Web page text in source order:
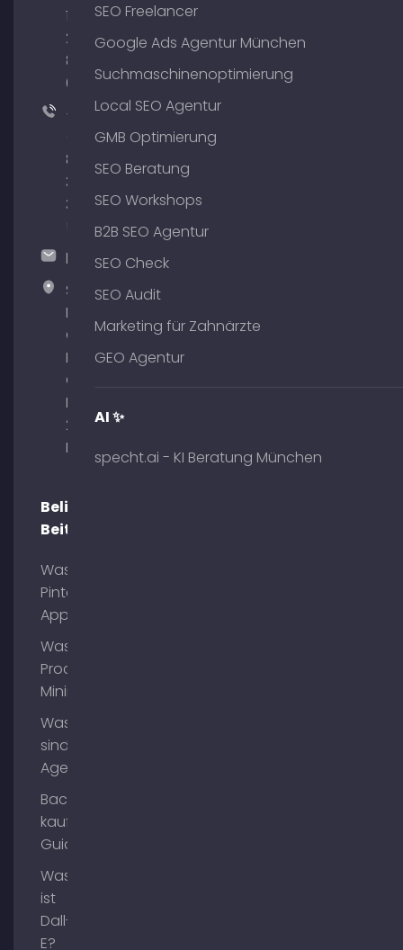
176
204
801
64
+49
89
380
375
hallo@timospecht.de
Specht
Marketing
GmbH –
Palais am
Obelisk
Briennerstr.
29 80333
München
Beliebte
Beiträge
Was ist
Pinterest
App?
Was ist
Process
Mining?
Was
sind AI
Agents?
Backlinks
kaufen
Guide
Was
ist
Dall-
E?
SEO Freelancer
Google Ads Agentur München
Suchmaschinenoptimierung
Local SEO Agentur
GMB Optimierung
SEO Beratung
SEO Workshops
B2B SEO Agentur
SEO Check
SEO Audit
Marketing für Zahnärzte
GEO Agentur
AI ✨
specht.ai - KI Beratung München